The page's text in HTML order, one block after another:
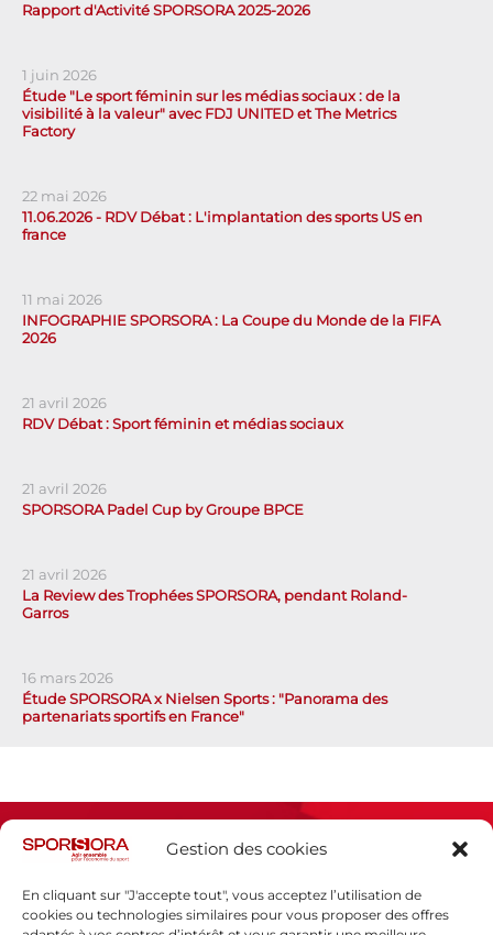
Gestion des cookies
En cliquant sur "J'accepte tout", vous acceptez l’utilisation de
cookies ou technologies similaires pour vous proposer des offres
Rapport d'Activité SPORSORA 2025-2026
1 juin 2026
Étude "Le sport féminin sur les médias sociaux : de la
visibilité à la valeur" avec FDJ UNITED et The Metrics
Factory
22 mai 2026
11.06.2026 - RDV Débat : L'implantation des sports US en
france
11 mai 2026
INFOGRAPHIE SPORSORA : La Coupe du Monde de la FIFA
2026
21 avril 2026
RDV Débat : Sport féminin et médias sociaux
21 avril 2026
SPORSORA Padel Cup by Groupe BPCE
21 avril 2026
La Review des Trophées SPORSORA, pendant Roland-
Garros
16 mars 2026
Étude SPORSORA x Nielsen Sports : "Panorama des
partenariats sportifs en France"